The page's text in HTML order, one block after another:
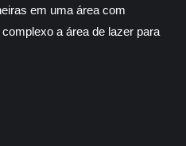
em uma área com
a área de lazer para